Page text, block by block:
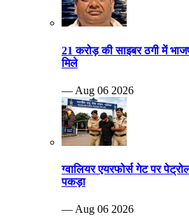
21 करोड़ की साइबर ठगी में
मिले
— Aug 06 2026
ग्वालियर एयरफोर्स गेट पर
पकड़ा
— Aug 06 2026